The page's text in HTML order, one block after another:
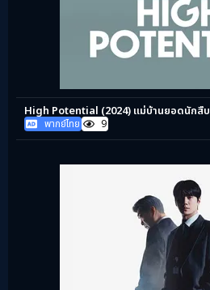
High Potential (2024) แม่บ้านยอดนักสืบ
พากย์ไทย 9